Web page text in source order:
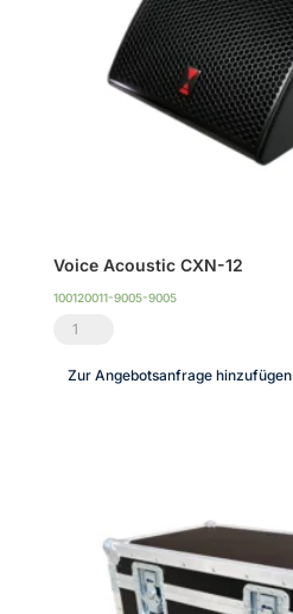
Voice Acoustic CXN-12
100120011-9005-9005
Voice
Zur Angebotsanfrage hinzufügen